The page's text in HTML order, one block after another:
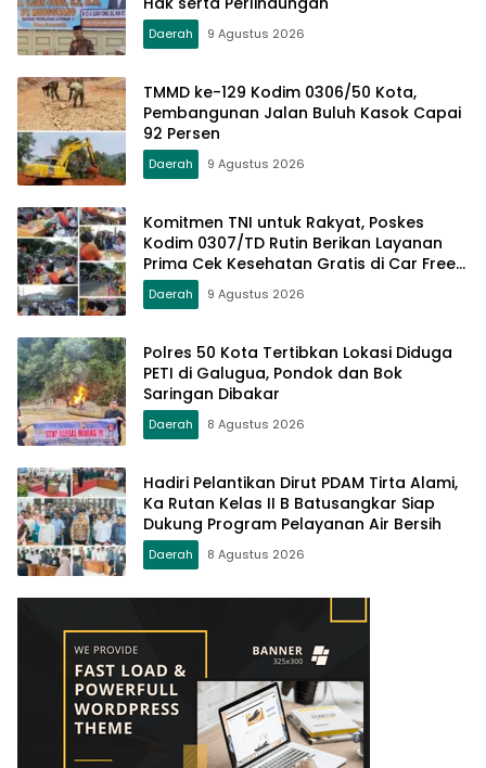
Daerah 9 Agustus 2026
TMMD ke-129 Kodim 0306/50 Kota,
Pembangunan Jalan Buluh Kasok Capai
92 Persen
Daerah 9 Agustus 2026
Komitmen TNI untuk Rakyat, Poskes
Kodim 0307/TD Rutin Berikan Layanan
Prima Cek Kesehatan Gratis di Car Free
Day Setiap Minggu
Daerah 9 Agustus 2026
Polres 50 Kota Tertibkan Lokasi Diduga
PETI di Galugua, Pondok dan Bok
Saringan Dibakar
Daerah 8 Agustus 2026
Hadiri Pelantikan Dirut PDAM Tirta Alami,
Ka Rutan Kelas II B Batusangkar Siap
Dukung Program Pelayanan Air Bersih
Daerah 8 Agustus 2026